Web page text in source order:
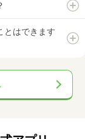
とはできます